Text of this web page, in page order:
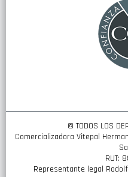
© TODOS LOS
Comercializadora Vitepal
RUT:
Representante legal